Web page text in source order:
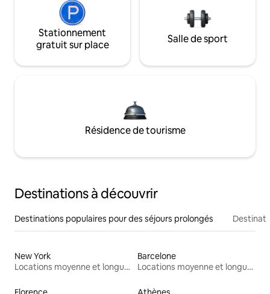
Stationnement
gratuit sur place
Salle de sport
Résidence de tourisme
Destinations à découvrir
Destinations populaires pour des séjours prolongés
New York
Locations moyenne et longue durée
Barcelone
Locations moyenne et longue durée